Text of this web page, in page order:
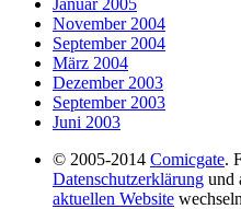
Januar 2005
November 2004
September 2004
März 2004
Dezember 2003
September 2003
Juni 2003
© 2005-2014 Comicgate.
Datenschutzerklärung und
aktuellen Website